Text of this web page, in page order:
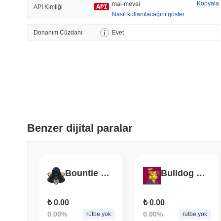
Trend Olan
API Kimliği mai-mevai
Kopyala
Nasıl kullanılacağını göster
Donanım Cüzdanı Evet
Benzer dijital paralar
Bountie Hunter
₺ 0.00
0.00% rütbe yok
Bulldog Billionaires
₺ 0.00
0.00% rütbe yok